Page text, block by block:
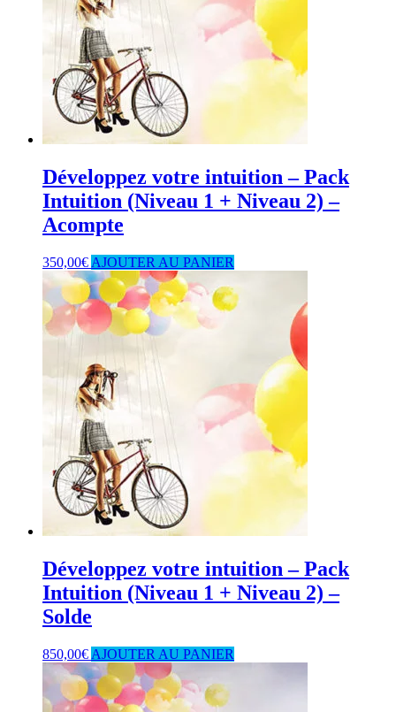
Développez votre intuition – Pack
Intuition (Niveau 1 + Niveau 2) –
Acompte
350,00€ AJOUTER AU PANIER
Développez votre intuition – Pack
Intuition (Niveau 1 + Niveau 2) –
Solde
850,00€ AJOUTER AU PANIER